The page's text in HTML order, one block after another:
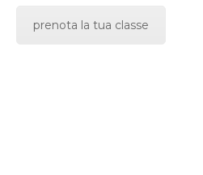
prenota la tua classe